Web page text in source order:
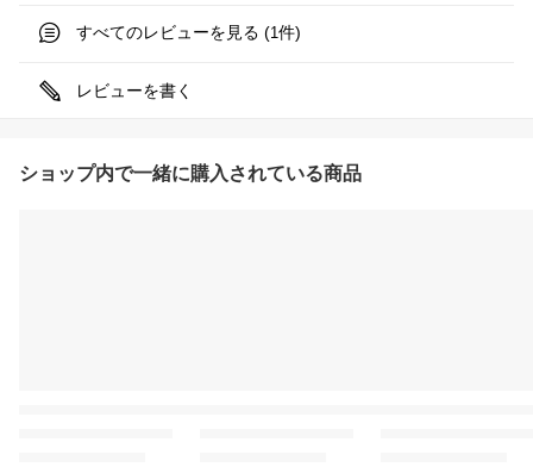
すべてのレビューを見る (1 件)
レビューを書く
ショップ内で一緒に購入されている商品